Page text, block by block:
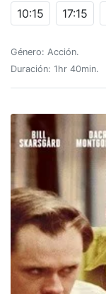
10:15
17:15
Género: Acción.
Duración: 1hr 40min.